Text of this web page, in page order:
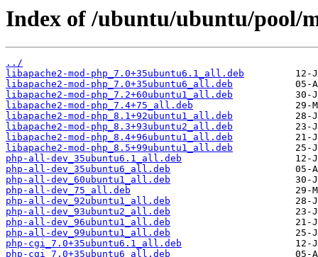
Index of /ubuntu/ubuntu/pool/
../
libapache2-mod-php_7.0+35ubuntu6.1_all.deb
libapache2-mod-php_7.0+35ubuntu6_all.deb
libapache2-mod-php_7.2+60ubuntu1_all.deb
libapache2-mod-php_7.4+75_all.deb
libapache2-mod-php_8.1+92ubuntu1_all.deb
libapache2-mod-php_8.3+93ubuntu2_all.deb
libapache2-mod-php_8.4+96ubuntu1_all.deb
libapache2-mod-php_8.5+99ubuntu1_all.deb
php-all-dev_35ubuntu6.1_all.deb
php-all-dev_35ubuntu6_all.deb
php-all-dev_60ubuntu1_all.deb
php-all-dev_75_all.deb
php-all-dev_92ubuntu1_all.deb
php-all-dev_93ubuntu2_all.deb
php-all-dev_96ubuntu1_all.deb
php-all-dev_99ubuntu1_all.deb
php-cgi_7.0+35ubuntu6.1_all.deb
php-cgi_7.0+35ubuntu6_all.deb